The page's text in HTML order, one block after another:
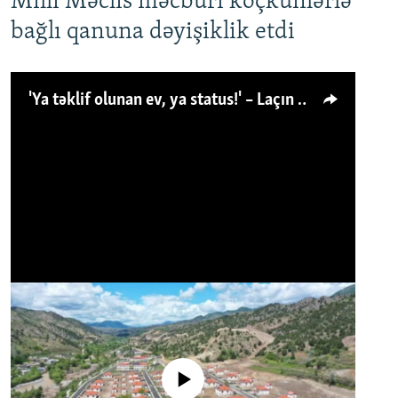
bağlı qanuna dəyişiklik etdi
'Ya təklif olunan ev, ya status!' – Laçın köçkünü: 'Laçından başqa heç hara!'
No media source currently available